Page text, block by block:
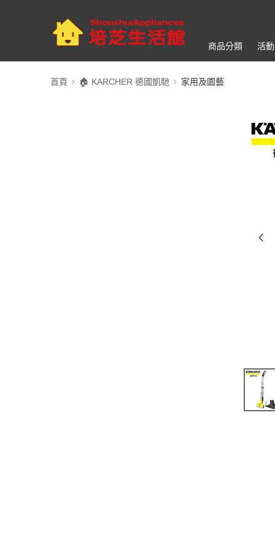
商品分類 活
首頁 🏠︎ KARCHER 德國凱馳 家用及園藝